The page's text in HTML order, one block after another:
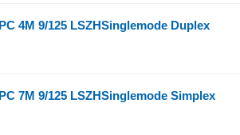
4M 9/125 LSZHSinglemode Duplex
7M 9/125 LSZHSinglemode Simplex